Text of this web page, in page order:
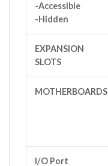
-Accessible
-Hidden
EXPANSION
SLOTS
MOTHERBOARDS
I/O Port